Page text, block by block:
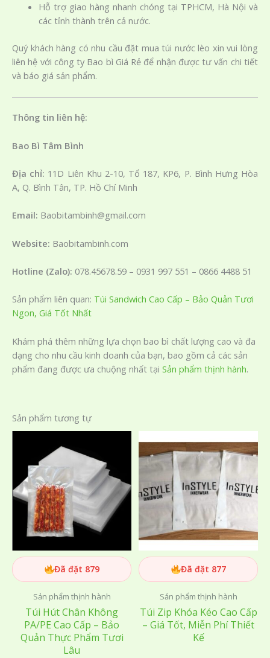
Hỗ trợ giao hàng nhanh chóng tại TPHCM, Hà Nội và
các tỉnh thành trên cả nước.
Quý khách hàng có nhu cầu đặt mua túi nước lèo xin vui lòng
liên hệ với công ty Bao bì Giá Rẻ để nhận được tư vấn chi tiết
và báo giá sản phẩm.
Thông tin liên hệ:
Bao Bì Tâm Bình
​Địa chỉ: 11D Liên Khu 2-10, Tổ 187, KP6, P. Bình Hưng Hòa
A, Q. Bình Tân, TP. Hồ Chí Minh
Email: Baobitambinh@gmail.com
Website: Baobitambinh.com
Hotline (Zalo): 078.45678.59 – 0931 997 551 – 0866 4488 51
Sản phẩm liên quan: Túi Sandwich Cao Cấp – Bảo Quản Tươi
Ngon, Giá Tốt Nhất
Khám phá thêm những lựa chọn bao bì chất lượng cao và đa
dạng cho nhu cầu kinh doanh của bạn, bao gồm cả các sản
phẩm đang được ưa chuộng nhất tại Sản phẩm thịnh hành.
Sản phẩm tương tự
Đã đặt 879
Sản phẩm thịnh hành
Túi Hút Chân Không
PA/PE Cao Cấp – Bảo
Quản Thực Phẩm Tươi
Lâu
Đã đặt 877
Sản phẩm thịnh hành
Túi Zip Khóa Kéo Cao Cấp
– Giá Tốt, Miễn Phí Thiết
Kế